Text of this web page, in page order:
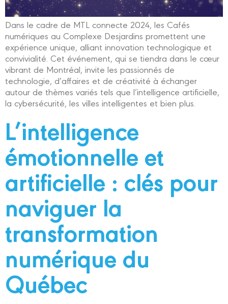
Dans le cadre de MTL connecte 2024, les Cafés
numériques au Complexe Desjardins promettent une
expérience unique, alliant innovation technologique et
convivialité. Cet événement, qui se tiendra dans le cœur
vibrant de Montréal, invite les passionnés de
technologie, d’affaires et de créativité à échanger
autour de thèmes variés tels que l’intelligence artificielle,
la cybersécurité, les villes intelligentes et bien plus.
L’intelligence
émotionnelle et
artificielle : clés pour
naviguer la
transformation
numérique du
Québec